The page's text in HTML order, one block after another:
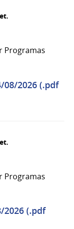
Programas
08/2026 (.pdf
Programas
2026 (.pdf